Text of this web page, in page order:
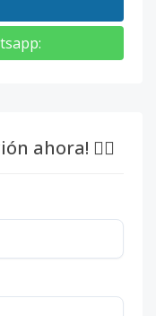
:
ahora! 👇🏽